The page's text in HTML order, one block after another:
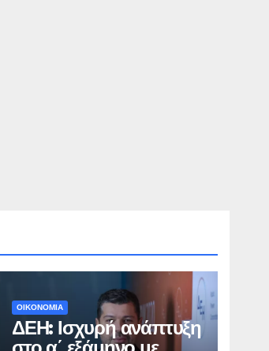
ΟΙΚΟΝΟΜΙΑ
ΔΕΗ: Ισχυρή ανάπτυξη